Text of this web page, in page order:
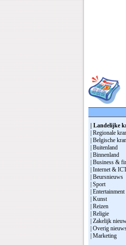
| Landelijke
| Regionale
| Belgische
| Buitenland
| Binnenland
| Business &
| Internet &
| Beursnieuws
| Sport
| Entertainment
| Kunst
| Reizen
| Religie
| Zakelijk
| Overig
| Marketing